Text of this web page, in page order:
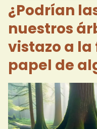
¿Podrían
nuestros
vistazo a
papel de